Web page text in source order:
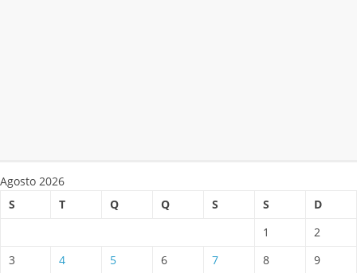
Agosto 2026
S
T Q Q S S
D
1
2
3
4 5 6 7 8
9